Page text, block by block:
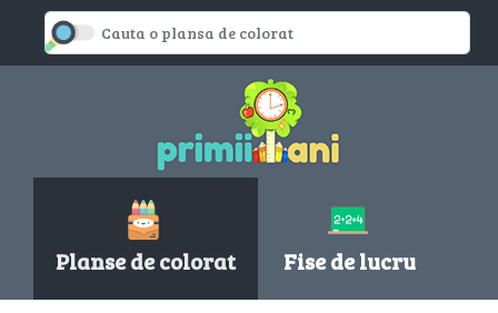
Planse de colorat Fise de lucru